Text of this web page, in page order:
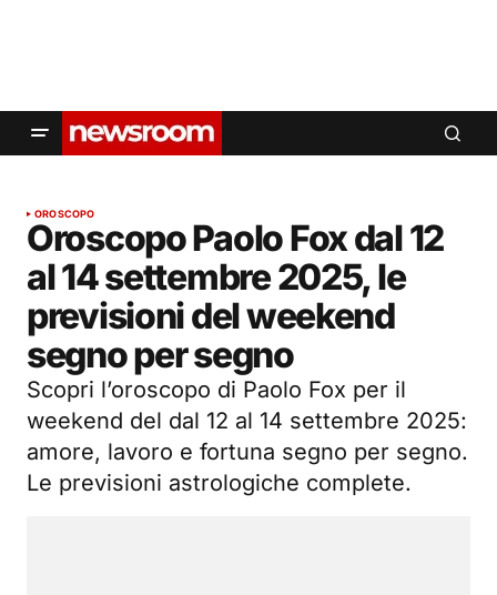
OROSCOPO
Oroscopo Paolo Fox dal 12
al 14 settembre 2025, le
previsioni del weekend
segno per segno
Scopri l’oroscopo di Paolo Fox per il
weekend del dal 12 al 14 settembre 2025:
amore, lavoro e fortuna segno per segno.
Le previsioni astrologiche complete.